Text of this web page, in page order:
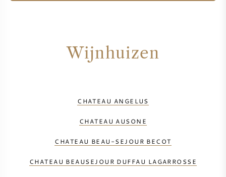
Wijnhuizen
CHATEAU ANGELUS
CHATEAU AUSONE
CHATEAU BEAU-SEJOUR BECOT
CHATEAU BEAUSEJOUR DUFFAU LAGARROSSE